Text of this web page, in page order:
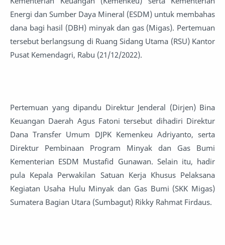
Energi dan Sumber Daya Mineral (ESDM) untuk membahas
dana bagi hasil (DBH) minyak dan gas (Migas). Pertemuan
tersebut berlangsung di Ruang Sidang Utama (RSU) Kantor
Pusat Kemendagri, Rabu (21/12/2022).
Pertemuan yang dipandu Direktur Jenderal (Dirjen) Bina
Keuangan Daerah Agus Fatoni tersebut dihadiri Direktur
Dana Transfer Umum DJPK Kemenkeu Adriyanto, serta
Direktur Pembinaan Program Minyak dan Gas Bumi
Kementerian ESDM Mustafid Gunawan. Selain itu, hadir
pula Kepala Perwakilan Satuan Kerja Khusus Pelaksana
Kegiatan Usaha Hulu Minyak dan Gas Bumi (SKK Migas)
Sumatera Bagian Utara (Sumbagut) Rikky Rahmat Firdaus.